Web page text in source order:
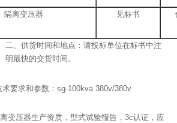
隔离变压器 见标书
二、供货时间和地点：请投标单位在标书中注
明最快的交货时间。
术要求和参数：sg-100kva 380v/380v
变压器生产资质，型式试验报告，3c认证，应